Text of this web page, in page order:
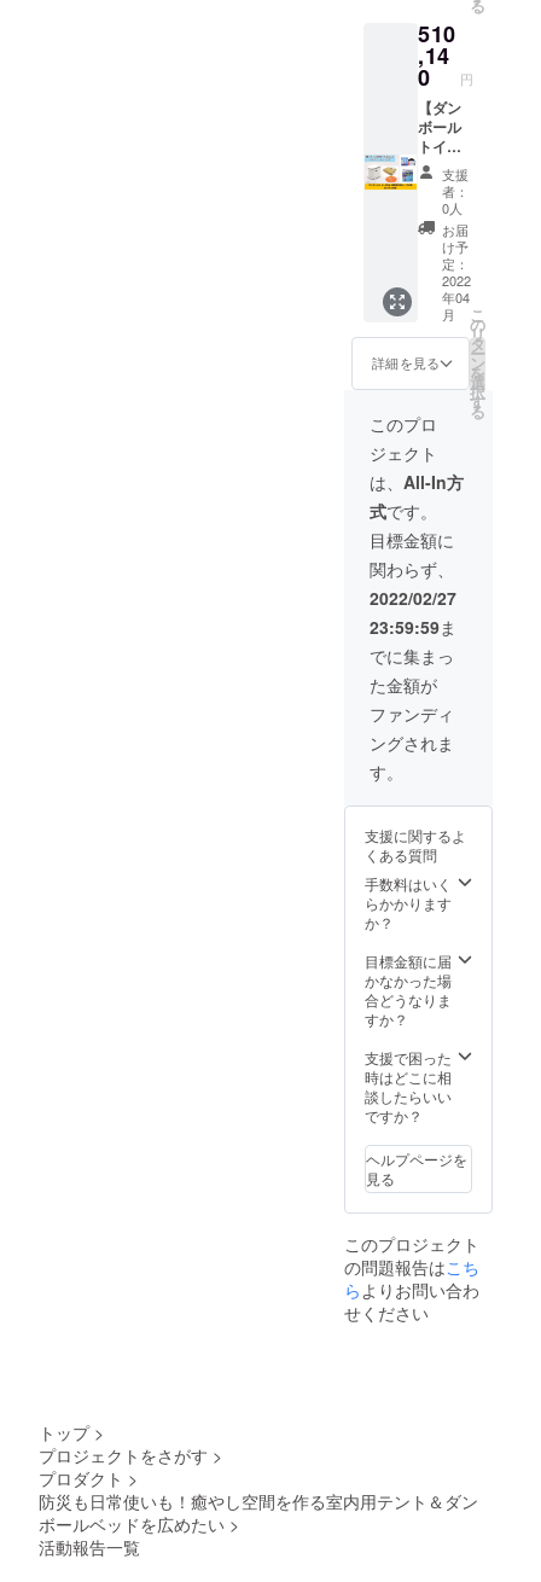
す。
記載く
ださ
い。 ※
送付先
が支援
者様の
ご登録
住所と
異なる
場合は
備考欄
へご記
載くだ
さい。
※企業名
シール
のサイ
ズは
W300×
H120m
mで
す。
120袋、
ポン
チョ30
枚とお
礼の
メッ
セージ
をお届
けしま
レ（強
化ダン
ボー
ル）ホ
ワイト
シート
仕上げ
・収納
時：
455×38
0×105
mm（2.
2Kg）
・組立
時：
340×41
5×405
mm（1.
5Kg）
・耐荷
重：
800kg
凝固
剤：1袋
（10g/
袋） ポ
ンチョ
サイ
15cm×
リーサ
イズ(大
人～子
供用) 厚
み0.05
(重
量:100g
) 素材：
ポリエ
内容
品：
1000×1
200mm
シル
バー
・収納
袋付 ※
みのお
値段で
す。
※30個以
上希望
る
510
,14
0 円
【ダン
ボール
トイレ
30台・
凝固剤5
回分
×120
袋・ポ
ンチョ
付き】
企業名
シール
付きダ
ンボー
ルトイ
レを30
台、5回
分の凝
固剤を
120袋、
ポン
チョ30
枚とお
礼の
メッ
セージ
をお届
けした
い企業
様へお
届けし
ます。
企業名
シール
り付け
ます。
トイレ
（強化
ダン
ボー
ワイト
シート
仕上げ
・収納
455×38
0×105
mm（2.
2Kg）
時：
340×41
5×405
mm（1.
・耐荷
重：
800kg
凝固
剤：1袋
リーサ
イズ(大
支援
者：
0人
お届
け予
定：
2022
年04
月
詳細を見る
こ
の
リ
タ
ー
ン
を
選
択
す
る
このプロ
ジェクト
は、 All-In方
式です。
目標金額に
関わらず、
2022/02/27
23:59:59ま
でに集まっ
た金額が
ファンディ
ングされま
す。
支援に関するよ
くある質問
手数料はいく
らかかります
か？
目標金額に届
かなかった場
合どうなりま
すか？
支援で困った
時はどこに相
談したらいい
ですか？
ヘルプページを
見る
このプロジェクト
の問題報告はこち
ら よりお問い合わ
せください
トップ >
プロジェクトをさがす >
プロダクト >
防災も日常使いも！癒やし空間を作る室内用テント＆ダン
ボールベッドを広めたい >
活動報告一覧